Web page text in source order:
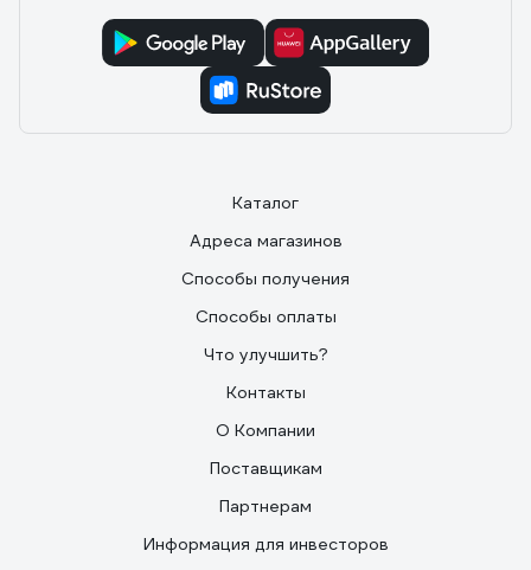
Каталог
Адреса магазинов
Способы получения
Способы оплаты
Что улучшить?
Контакты
О Компании
Поставщикам
Партнерам
Информация для инвесторов